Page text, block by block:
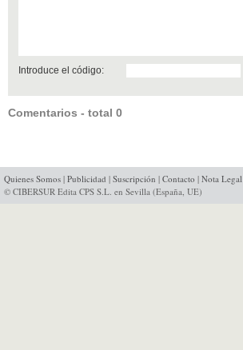
Introduce el código:
Comentarios - total 0
Quienes Somos | Publicidad | Suscripción | Contacto | Nota Legal
© CIBERSUR Edita CPS S.L. en Sevilla (España, UE)